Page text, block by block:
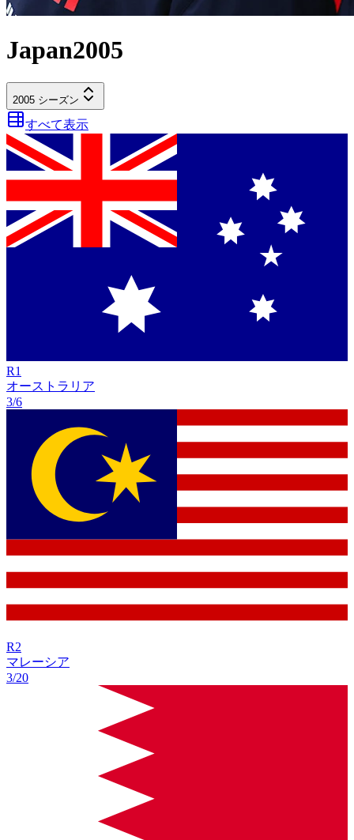
Japan2005
2005 シーズン
すべて表示
R1
オーストラリア
3/6
R2
マレーシア
3/20